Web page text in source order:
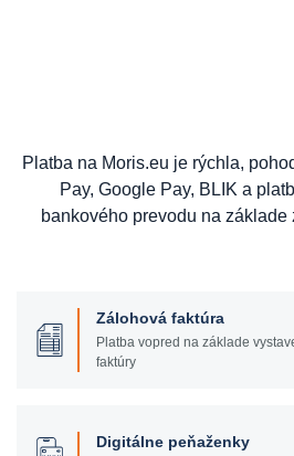
Platba na Moris.eu je rýchla,
Pay, Google Pay, BLIK a
bankového prevodu na
Zálohová faktúra
Platba vopred na základe
faktúry
Digitálne peňaženky